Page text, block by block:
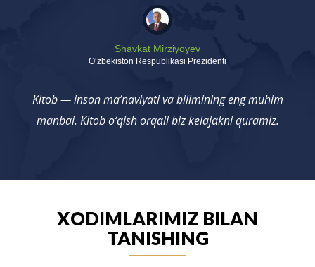
Shavkat Mirziyoyev
Oʻzbekiston Respublikasi Prezidenti
Kitob — inson ma’naviyati va bilimining eng muhim
manbai. Kitob o‘qish orqali biz kelajakni quramiz.
XODIMLARIMIZ BILAN
TANISHING